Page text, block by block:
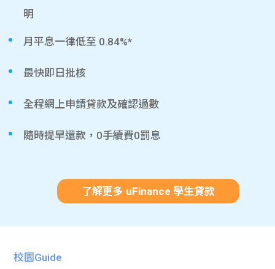
明
月平息一律低至 0.84%*
最快即日批核
全程網上申請貸款及確認過數
隨時提早還款，0手續費0罰息
了解更多 uFinance 學生貸款
校園Guide